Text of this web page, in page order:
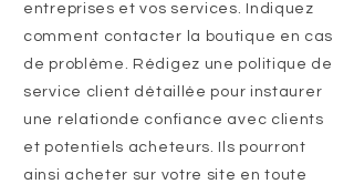
entreprises et vos services. Indiquez
comment contacter la boutique en cas
de problème. Rédigez une politique de
service client détaillée pour instaurer
une relationde confiance avec clients
et potentiels acheteurs. Ils pourront
ainsi acheter sur votre site en toute